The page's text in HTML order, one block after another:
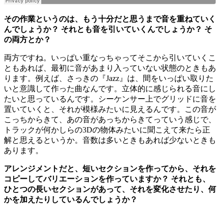
その作業というのは、もう十分だと思うまで音を重ねていく
んでしょうか？ それとも音を引いていくんでしょうか？ そ
の両方とか？
両方ですね。いっぱい重なっちゃってそこから引いていくこ
ともあれば、最初に音があまり入っていない状態のときもあ
ります。例えば、さっきの『Jazz』は、間をいっぱい取りた
いと意識して作った曲なんです。立体的に感じられる音にし
たいと思っているんです。シーケンサー上でグリッドに音を
置いていくと、それが模様みたいに見えるんです。この音が
こっちからきて、あの音があっちからきてっていう感じで、
トラックが何かしらの3Dの物体みたいに聞こえて来たら正
解と思えるというか。音数は多いときもあれば少ないときも
あります。
アレンジメントだと、短いセクションを作ってから、それを
コピーしてバリエーションを作っていますか？ それとも、
ひとつの長いセクションがあって、それを変化させたり、何
かを加えたりしているんでしょうか？